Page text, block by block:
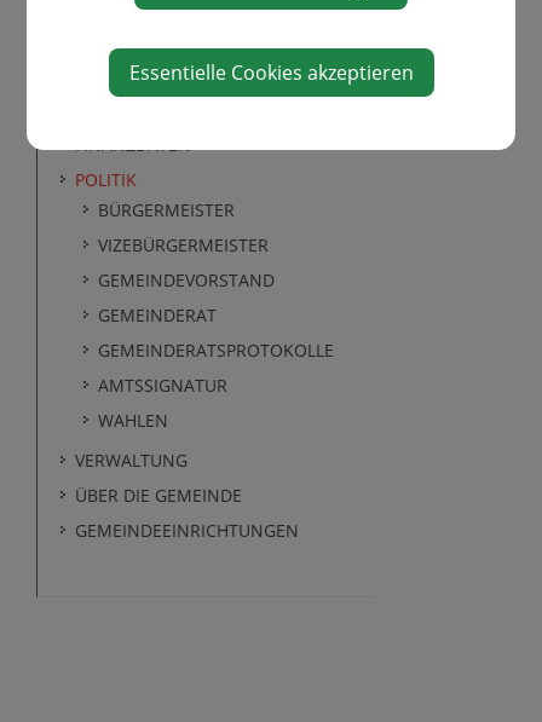
GEMEINDE
FINANZDATEN
POLITIK
BÜRGERMEISTER
VIZEBÜRGERMEISTER
GEMEINDEVORSTAND
GEMEINDERAT
GEMEINDERATSPROTOKOLLE
AMTSSIGNATUR
WAHLEN
VERWALTUNG
ÜBER DIE GEMEINDE
GEMEINDEEINRICHTUNGEN
Essentielle Cookies akzeptieren